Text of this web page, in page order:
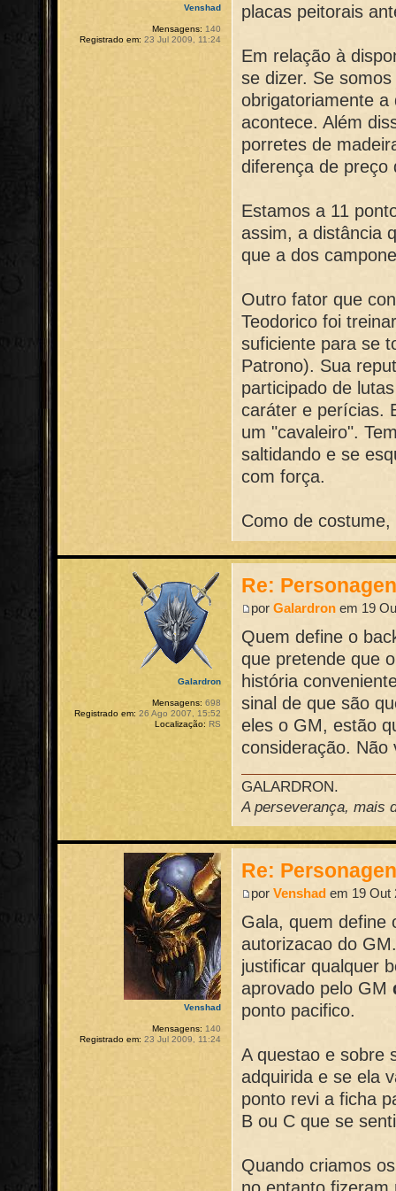
placas peitorais
Em relação à
se dizer. Se
obrigatoriamente a
acontece. Além
porretes de
diferença de preço
Estamos a 11
assim, a distância
que a dos
Outro fator que
Teodorico foi
suficiente para se
Patrono). Sua
participado de
caráter e perícias.
um "cavaleiro".
saltidando e se
com força.
Como de
Venshad
Mensagens: 140
Registrado em: 23 Jul 2009, 11:24
Re:
porGalardron em 19
Quem define o
que pretende que
história
sinal de que são
eles o GM, estão
consideração.
GALARDRON.
A perseverança, mais
Galardron
Mensagens: 698
Registrado em: 26 Ago 2007, 15:52
Localização: RS
Re:
porVenshad em 19 Out
Gala, quem define
autorizacao do
justificar qualquer
aprovado pelo GM
ponto pacifico.
A questao e sobre
adquirida e se ela
ponto revi a ficha
B ou C que se
Quando criamos
Venshad
Mensagens: 140
Registrado em: 23 Jul 2009, 11:24